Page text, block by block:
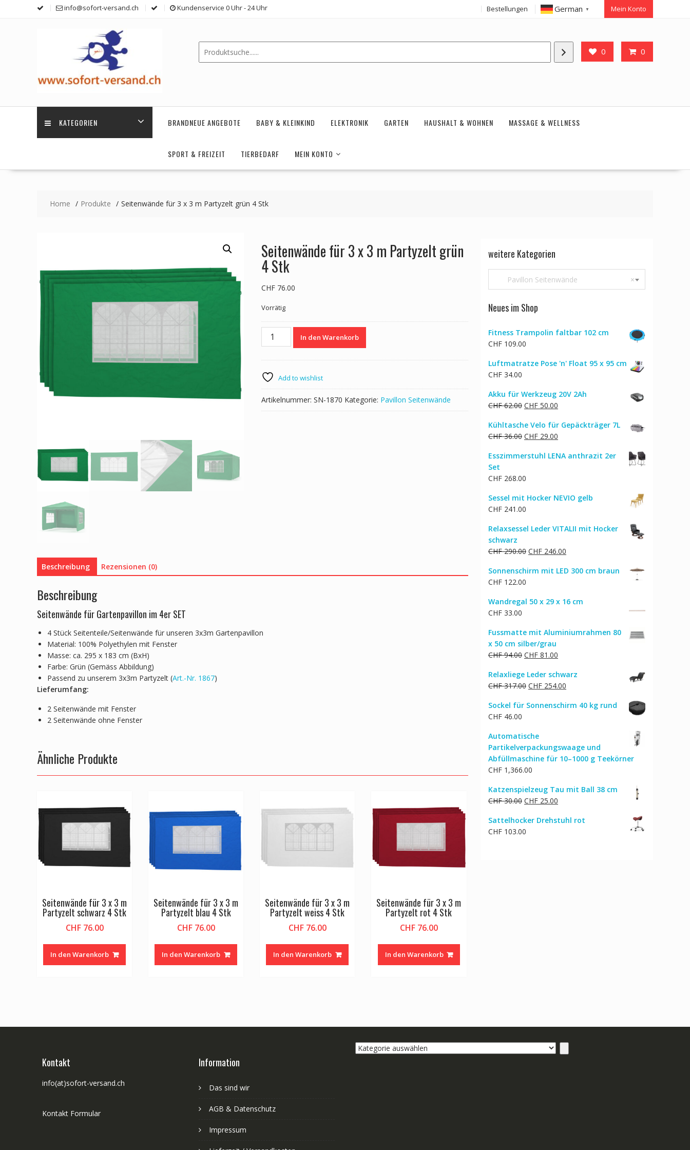
info@sofort-versand.ch Kundenservice 0 Uhr - 24 Uhr Bestellungen German ▼ Mein Konto
0 0
KATEGORIEN BRANDNEUE ANGEBOTE BABY & KLEINKIND ELEKTRONIK GARTEN HAUSHALT & WOHNEN MASSAGE & WELLNESS
SPORT & FREIZEIT TIERBEDARF MEIN KONTO
Home Produkte Seitenwände für 3 x 3 m Partyzelt grün 4 Stk
Seitenwände für 3 x 3 m Partyzelt grün
4 Stk
CHF76.00
Vorrätig
Seitenwände
3
m
Partyzelt
grün
In den Warenkorb
Add to wishlist
Artikelnummer: SN-1870 Kategorie: Pavillon Seitenwände
Beschreibung Rezensionen (0)
Beschreibung
Seitenwände für Gartenpavillon im 4er SET
4 Stück Seitenteile/Seitenwände für unseren 3x3m Gartenpavillon
Material: 100% Polyethylen mit Fenster
Masse: ca. 295 x 183 cm (BxH)
Farbe: Grün (Gemäss Abbildung)
Passend zu unserem 3x3m Partyzelt (Art.-Nr. 1867)
Lieferumfang:
2 Seitenwände mit Fenster
2 Seitenwände ohne Fenster
Ähnliche Produkte
Seitenwände für 3 x 3 m
Partyzelt schwarz 4 Stk
CHF76.00
In den Warenkorb
Seitenwände für 3 x 3 m
Partyzelt blau 4 Stk
CHF76.00
In den Warenkorb
Seitenwände für 3 x 3 m
Partyzelt weiss 4 Stk
CHF76.00
In den Warenkorb
Seitenwände für 3 x 3 m
Partyzelt rot 4 Stk
CHF76.00
In den Warenkorb
weitere Kategorien
×
Pavillon Seitenwände
Neues im Shop
Fitness Trampolin faltbar 102 cm
CHF 109.00
Luftmatratze Pose 'n' Float 95 x 95 cm
CHF 34.00
Akku für Werkzeug 20V 2Ah
CHF62.00 Ursprünglicher
war:
CHF 62.00
CHF 50.00
ist:
CHF 50.00.
Kühltasche Velo für Gepäckträger 7L
CHF36.00 Ursprünglicher
war:
CHF 29.00
ist:
Esszimmerstuhl LENA anthrazit 2er
Set
CHF 268.00
Sessel mit Hocker NEVIO gelb
CHF 241.00
Relaxsessel Leder VITALII mit Hocker
schwarz
CHF290.00 Ursprünglicher
war:
CHF 246.00
ist:
Sonnenschirm mit LED 300 cm braun
CHF 122.00
Wandregal 50 x 29 x 16 cm
CHF 33.00
Fussmatte mit Aluminiumrahmen 80
x 50 cm silber/grau
CHF94.00 Ursprünglicher
war:
CHF 94.00
CHF 81.00
ist:
CHF 81.00.
Relaxliege Leder schwarz
CHF317.00 Ursprünglicher
war:
CHF 254.00
ist:
Sockel für Sonnenschirm 40 kg rund
CHF 46.00
Automatische
Partikelverpackungswaage und
Abfüllmaschine für 10–1000 g Teekörner
CHF 1,366.00
Katzenspielzeug Tau mit Ball 38 cm
CHF30.00 Ursprünglicher
war:
CHF 30.00
CHF 25.00
ist:
Sattelhocker Drehstuhl rot
CHF 103.00
Kontakt
info(at)sofort-versand.ch
Kontakt Formular
Information
Das sind wir
AGB & Datenschutz
Impressum
Kategorie